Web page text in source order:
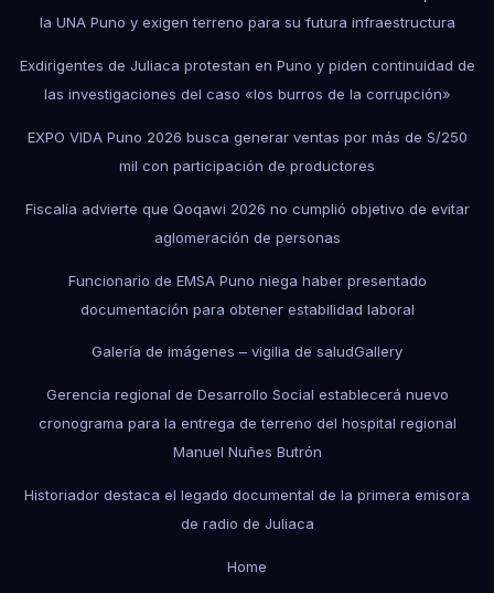
la UNA Puno y exigen terreno para su futura infraestructura
Exdirigentes de Juliaca protestan en Puno y piden continuidad de
las investigaciones del caso «los burros de la corrupción»
EXPO VIDA Puno 2026 busca generar ventas por más de S/250
mil con participación de productores
Fiscalía advierte que Qoqawi 2026 no cumplió objetivo de evitar
aglomeración de personas
Funcionario de EMSA Puno niega haber presentado
documentación para obtener estabilidad laboral
Galería de imágenes – vigilia de saludGallery
Gerencia regional de Desarrollo Social establecerá nuevo
cronograma para la entrega de terreno del hospital regional
Manuel Nuñes Butrón
Historiador destaca el legado documental de la primera emisora
de radio de Juliaca
Home